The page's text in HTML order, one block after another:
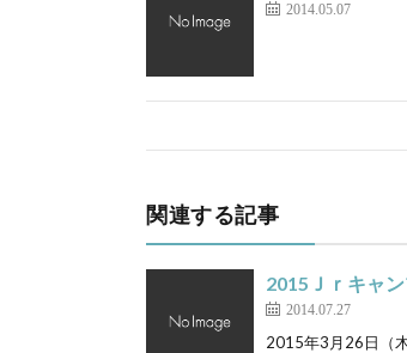
2014.05.07
関連する記事
2015Ｊｒキャ
2014.07.27
2015年3月26日（